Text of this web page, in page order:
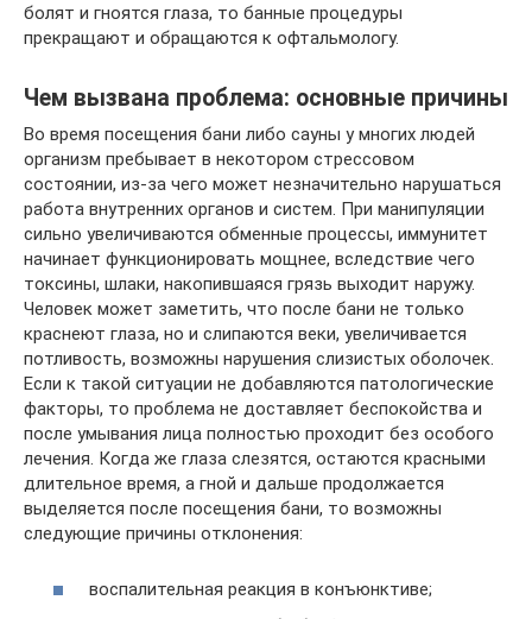
болят и гноятся глаза, то банные процедуры
прекращают и обращаются к офтальмологу.
Чем вызвана проблема: основные причины
Во время посещения бани либо сауны у многих людей
организм пребывает в некотором стрессовом
состоянии, из-за чего может незначительно нарушаться
работа внутренних органов и систем. При манипуляции
сильно увеличиваются обменные процессы, иммунитет
начинает функционировать мощнее, вследствие чего
токсины, шлаки, накопившаяся грязь выходит наружу.
Человек может заметить, что после бани не только
краснеют глаза, но и слипаются веки, увеличивается
потливость, возможны нарушения слизистых оболочек.
Если к такой ситуации не добавляются патологические
факторы, то проблема не доставляет беспокойства и
после умывания лица полностью проходит без особого
лечения. Когда же глаза слезятся, остаются красными
длительное время, а гной и дальше продолжается
выделяется после посещения бани, то возможны
следующие причины отклонения:
воспалительная реакция в конъюнктиве;